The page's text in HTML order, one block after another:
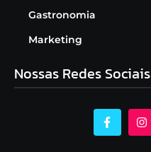
Gastronomia
Marketing
Nossas Redes Sociais